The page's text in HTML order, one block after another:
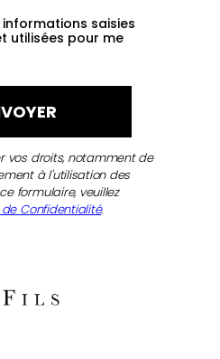
saisies
utilisées pour me
vos droits, notamment de
à l'utilisation des
formulaire, veuillez
de Confidentialité.